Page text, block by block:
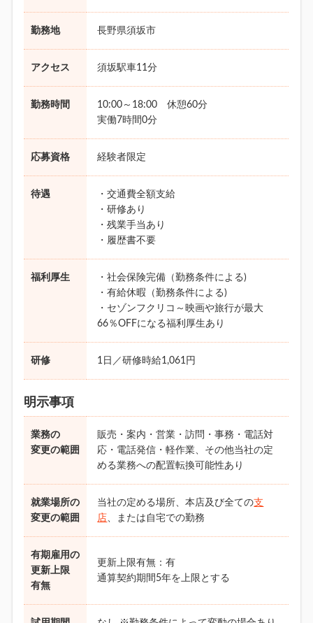
勤務地 長野県須坂市
アクセス 須坂駅車11分
勤務時間
10:00～18:00 休憩60分
実働7時間0分
応募資格 経験者限定
待遇
・交通費全額支給
・研修あり
・残業手当あり
・履歴書不要
福利厚生
・社会保険完備（勤務条件による)
・有給休暇（勤務条件による)
・セゾンフクリコ～映画や旅行が最大
66％OFFになる福利厚生あり
研修 1日／研修時給1,061円
明示事項
業務の
変更の範囲
販売・案内・営業・訪問・事務・電話対
応・電話発信・軽作業、その他当社の定
める業務への配置転換可能性あり
就業場所の
変更の範囲
当社の定める場所、本店及び全ての支
店、または自宅での勤務
有期雇用の
更新上限
有無
更新上限有無：有
通算契約期間5年を上限とする